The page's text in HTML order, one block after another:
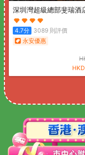
深圳灣超級總部斐瑞酒
(Shenzhen Bay Super
Headquarters Feria
4.7分 3089 則評價
永安優惠
HKD